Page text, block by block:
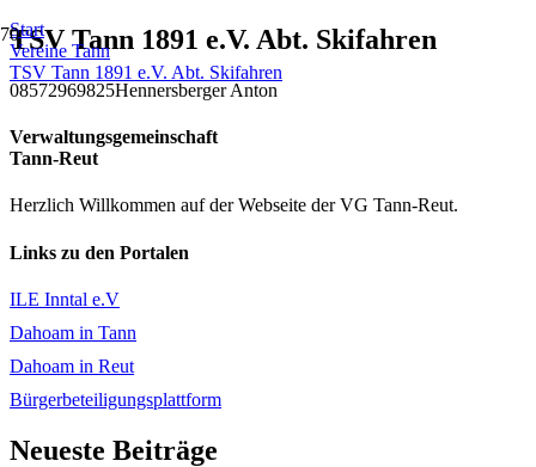
Start
Vereine Tann
TSV Tann 1891 e.V. Abt. Skifahren
TSV Tann 1891 e.V. Abt. Skifahren
08572969825Hennersberger Anton
Verwaltungsgemeinschaft
Tann-Reut
Herzlich Willkommen auf der Webseite der VG Tann-Reut.
Links zu den Portalen
ILE Inntal e.V
Dahoam in Tann
Dahoam in Reut
Bürgerbeteiligungsplattform
Neueste Beiträge